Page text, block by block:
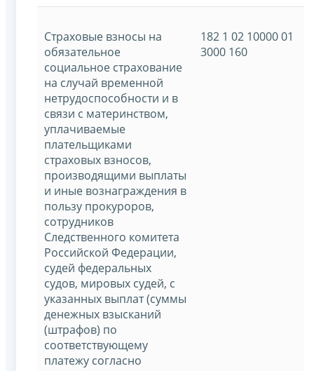
Страховые взносы на
обязательное
социальное страхование
на случай временной
нетрудоспособности и в
связи с материнством,
уплачиваемые
плательщиками
страховых взносов,
производящими выплаты
и иные вознаграждения в
пользу прокуроров,
сотрудников
Следственного комитета
Российской Федерации,
судей федеральных
судов, мировых судей, с
указанных выплат (суммы
денежных взысканий
(штрафов) по
соответствующему
платежу согласно
182 1 02 10000 01
3000 160